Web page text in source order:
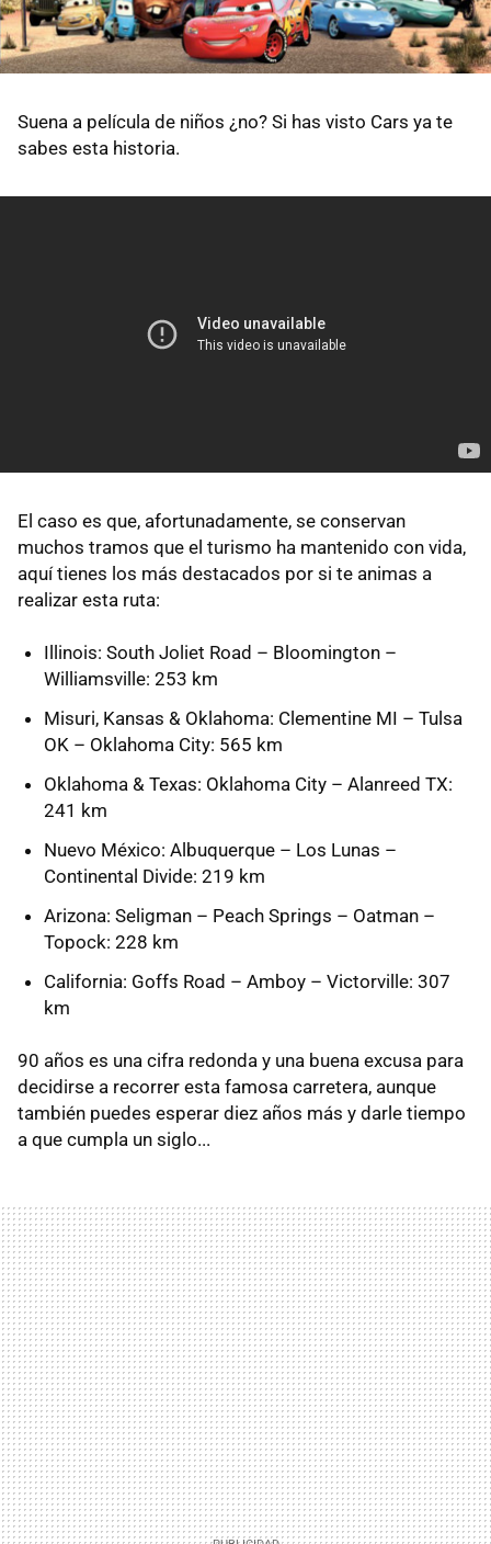
Suena a película de niños ¿no? Si has visto Cars ya te
sabes esta historia.
El caso es que, afortunadamente, se conservan
muchos tramos que el turismo ha mantenido con vida,
aquí tienes los más destacados por si te animas a
realizar esta ruta:
Illinois: South Joliet Road – Bloomington –
Williamsville: 253 km
Misuri, Kansas & Oklahoma: Clementine MI – Tulsa
OK – Oklahoma City: 565 km
Oklahoma & Texas: Oklahoma City – Alanreed TX:
241 km
Nuevo México: Albuquerque – Los Lunas –
Continental Divide: 219 km
Arizona: Seligman – Peach Springs – Oatman –
Topock: 228 km
California: Goffs Road – Amboy – Victorville: 307
km
90 años es una cifra redonda y una buena excusa para
decidirse a recorrer esta famosa carretera, aunque
también puedes esperar diez años más y darle tiempo
a que cumpla un siglo...